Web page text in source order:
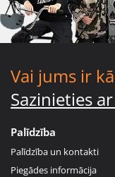
Vai jums ir
Sazinieties
Palīdzība
Palīdzība un kontakti
Piegādes informācija